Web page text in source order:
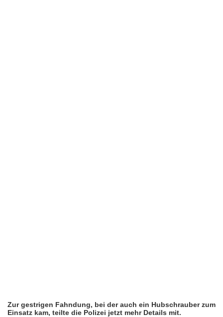
Zur gestrigen Fahndung, bei der auch ein Hubschrauber zum
Einsatz kam, teilte die Polizei jetzt mehr Details mit.